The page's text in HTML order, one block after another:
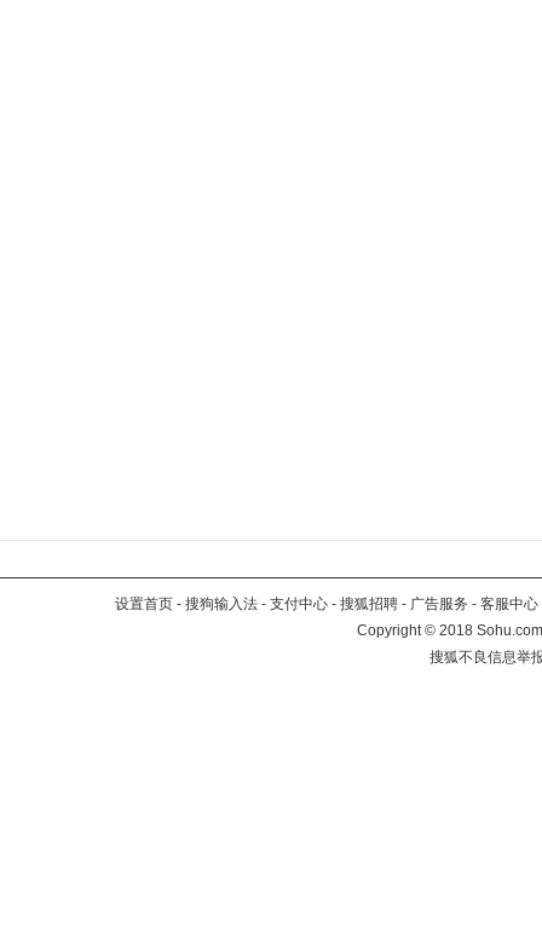
设置首页 - 搜狗输入法 - 支付中心 - 搜狐招聘 - 广告服务 - 客服中心
Copyright©2018
搜狐不良信息举